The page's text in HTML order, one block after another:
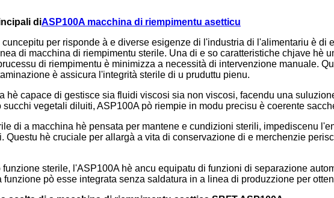
diASP100A macchina di riempimentu asetticu
cuncepitu per risponde à e diverse esigenze di l'industria di l'alimentariu è di
di macchina di riempimentu sterile. Una di e so caratteristiche chjave hè
di riempimentu è minimizza a necessità di intervenzione manuale.
è assicura l'integrità sterile di u pruduttu pienu.
hè capace di gestisce sia fluidi viscosi sia non viscosi, facendu una
succhi vegetali diluiti, ASP100A pò riempie in modu precisu è coerente
di a macchina hè pensata per mantene e cundizioni sterili, impediscenu
Questu hè cruciale per allargà a vita di conservazione di e merchenzie
funzione sterile, l'ASP100A hè ancu equipatu di funzioni di separazione
funzione pò esse integrata senza saldatura in a linea di produzzione per